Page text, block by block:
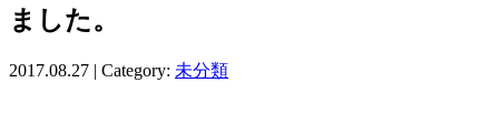
ました。
2017.08.27 | Category: 未分類